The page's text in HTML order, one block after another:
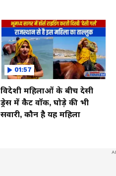
01:57
विदेशी महिलाओं के बीच देसी
ड्रेस में कैट वॉक, घोड़े की भी
सवारी, कौन है यह महिला